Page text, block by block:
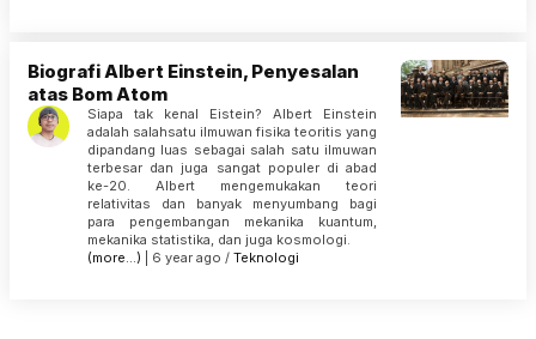
Biografi Albert Einstein, Penyesalan
atas Bom Atom
Siapa tak kenal Eistein? Albert Einstein
adalah salahsatu ilmuwan fisika teoritis yang
dipandang luas sebagai salah satu ilmuwan
terbesar dan juga sangat populer di abad
ke-20. Albert mengemukakan teori
relativitas dan banyak menyumbang bagi
para pengembangan mekanika kuantum,
mekanika statistika, dan juga kosmologi.
(more…) | 6 year ago / Teknologi